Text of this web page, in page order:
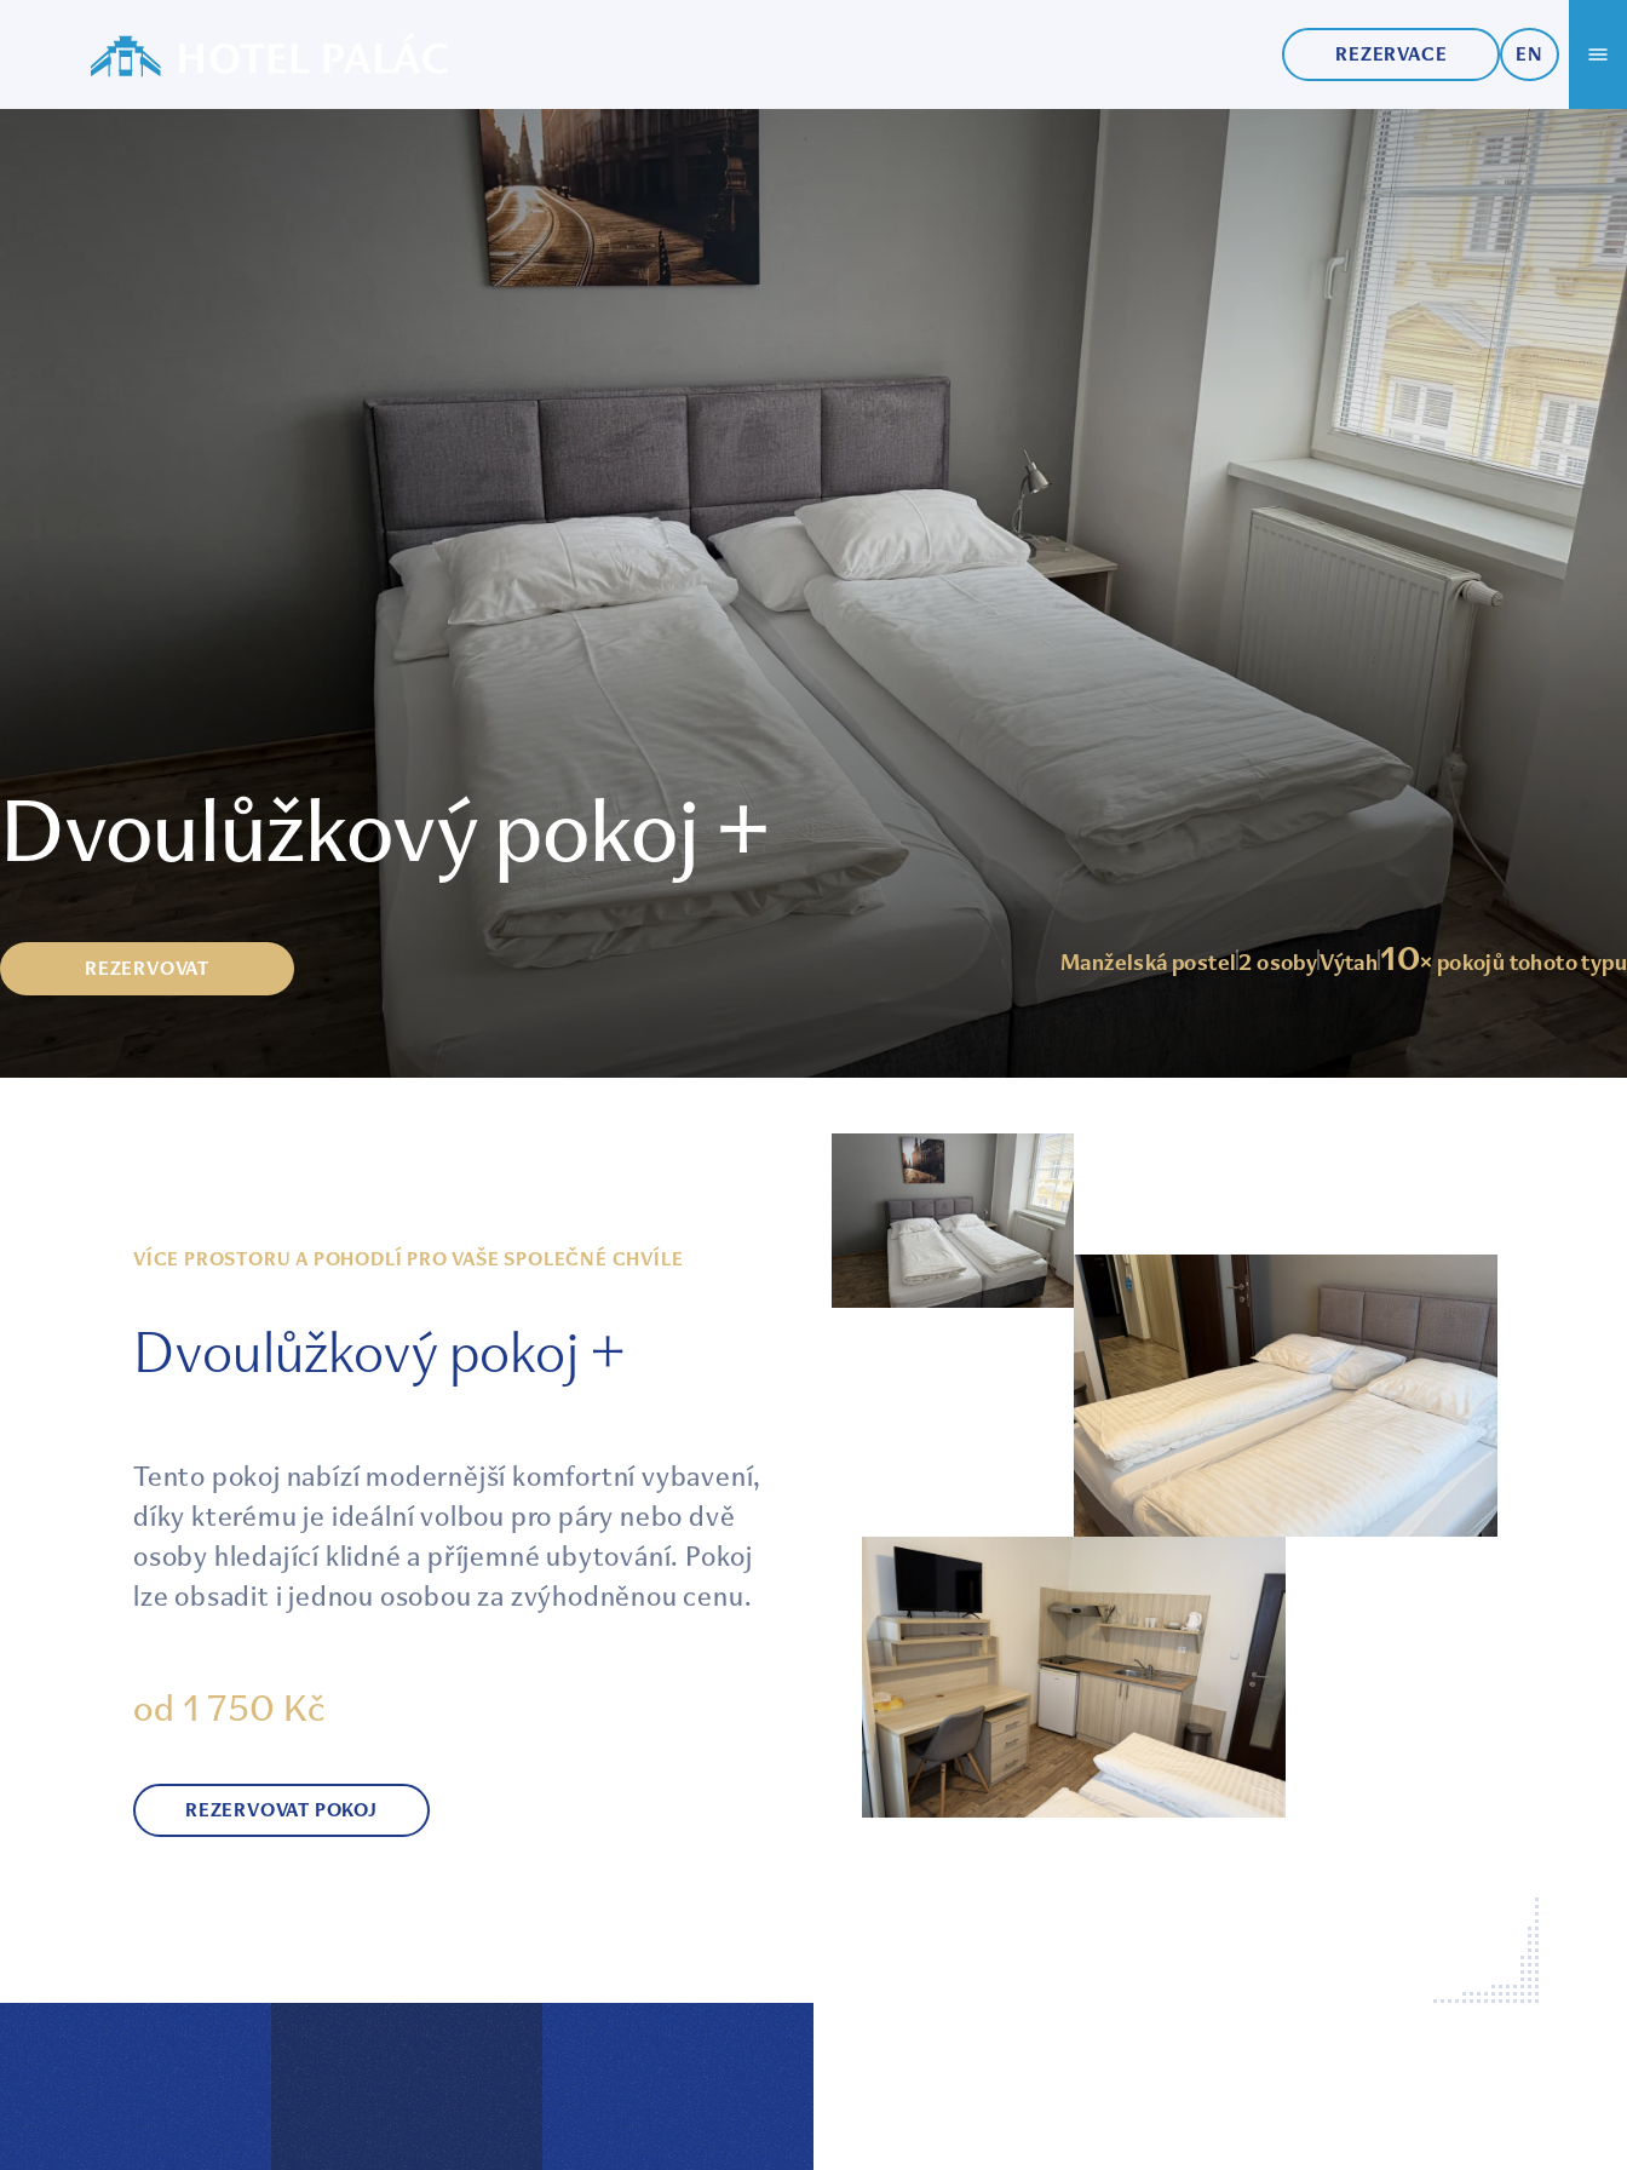
REZERVACE EN
Dvoulůžkový pokoj +
REZERVOVAT Manželská postel2 osobyVýtah10× pokojů tohoto typu
VÍCE PROSTORU A POHODLÍ PRO VAŠE SPOLEČNÉ CHVÍLE
Dvoulůžkový pokoj +
Tento pokoj nabízí modernější komfortní vybavení,
díky kterému je ideální volbou pro páry nebo dvě
osoby hledající klidné a příjemné ubytování. Pokoj
lze obsadit i jednou osobou za zvýhodněnou cenu.
od 1 750 Kč
REZERVOVAT POKOJ